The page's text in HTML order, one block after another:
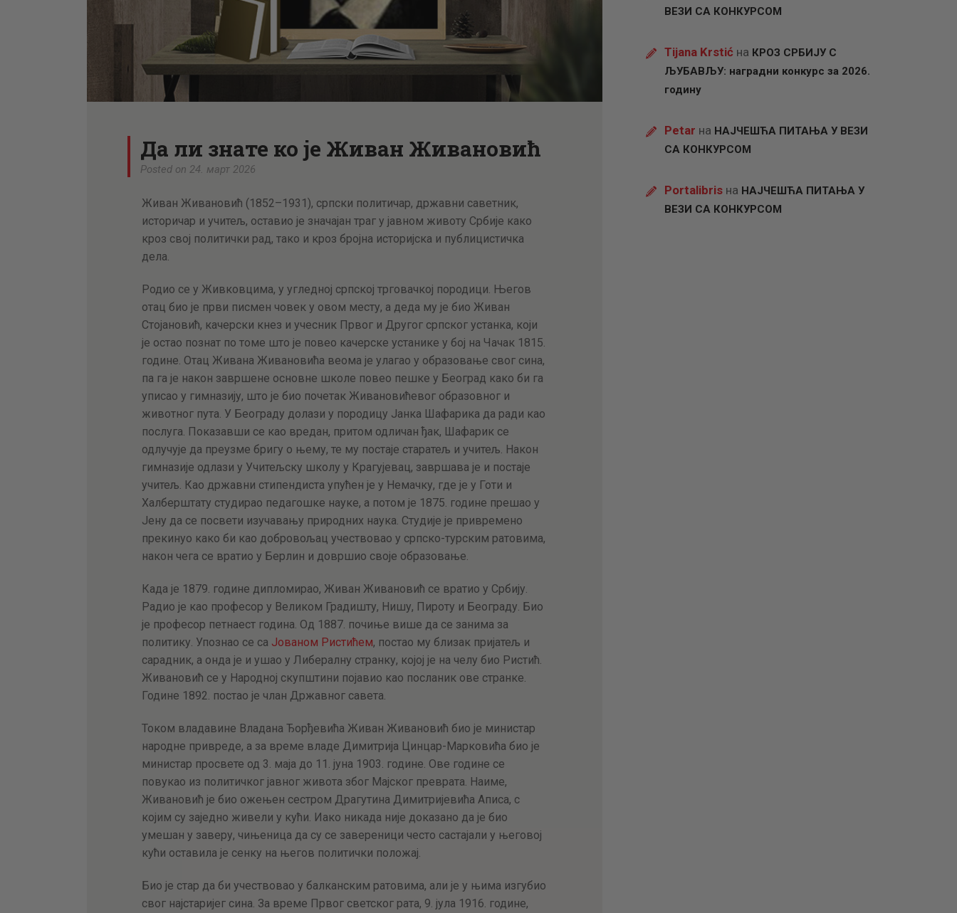
Да ли знате ко је Живан Живановић
Posted on 24. март 2026
Живан Живановић (1852–1931), српски политичар, државни саветник,
историчар и учитељ, оставио је значајан траг у јавном животу Србије како
кроз свој политички рад, тако и кроз бројна историјска и публицистичка
дела.
Родио се у Живковцима, у угледној српској трговачкој породици. Његов
отац био је први писмен човек у овом месту, а деда му је био Живан
Стојановић, качерски кнез и учесник Првог и Другог српског устанка, који
је остао познат по томе што је повео качерске устанике у бој на Чачак 1815.
године. Отац Живана Живановића веома је улагао у образовање свог сина,
па га је након завршене основне школе повео пешке у Београд како би га
уписао у гимназију, што је био почетак Живановићевог образовног и
животног пута. У Београду долази у породицу Јанка Шафарика да ради као
послуга. Показавши се као вредан, притом одличан ђак, Шафарик се
одлучује да преузме бригу о њему, те му постаје старатељ и учитељ. Након
гимназије одлази у Учитељску школу у Крагујевац, завршава је и постаје
учитељ. Као државни стипендиста упућен је у Немачку, где је у Готи и
Халберштату студирао педагошке науке, а потом је 1875. године прешао у
Јену да се посвети изучавању природних наука. Студије је привремено
прекинуо како би као добровољац учествовао у српско-турским ратовима,
након чега се вратио у Берлин и довршио своје образовање.
Када је 1879. године дипломирао, Живан Живановић се вратио у Србију.
Радио је као професор у Великом Градишту, Нишу, Пироту и Београду. Био
је професор петнаест година. Од 1887. почиње више да се занима за
политику. Упознао се са Јованом Ристићем, постао му близак пријатељ и
сарадник, а онда је и ушао у Либералну странку, којој је на челу био Ристић.
Живановић се у Народној скупштини појавио као посланик ове странке.
Године 1892. постао је члан Државног савета.
Током владавине Владана Ђорђевића Живан Живановић био је министар
народне привреде, а за време владе Димитрија Цинцар-Марковића био је
министар просвете од 3. маја до 11. јуна 1903. године. Ове године се
повукао из политичког јавног живота због Мајског преврата. Наиме,
Живановић је био ожењен сестром Драгутина Димитријевића Аписа, с
којим су заједно живели у кући. Иако никада није доказано да је био
умешан у заверу, чињеница да су се завереници често састајали у његовој
кући оставила је сенку на његов политички положај.
Био је стар да би учествовао у балканским ратовима, али је у њима изгубио
свог најстаријег сина. За време Првог светског рата, 9. јула 1916. године,
ВЕЗИ СА КОНКУРСОМ
Tijana Krstić на КРОЗ СРБИЈУ С
ЉУБАВЉУ: наградни конкурс за 2026.
годину
Petar на НАЈЧЕШЋА ПИТАЊА У ВЕЗИ
СА КОНКУРСОМ
Portalibris на НАЈЧЕШЋА ПИТАЊА У
ВЕЗИ СА КОНКУРСОМ